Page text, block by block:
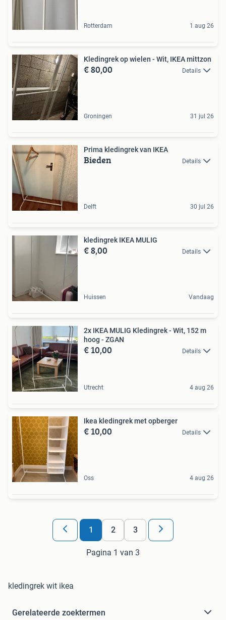
Rotterdam 1 aug 26
Kledingrek op wielen - Wit, IKEA mittzon
€ 80,00 Details
Groningen 31 jul 26
Prima kledingrek van IKEA
Bieden Details
Delft 30 jul 26
kledingrek IKEA MULIG
€ 8,00 Details
Huissen Vandaag
2x IKEA MULIG Kledingrek - Wit, 152 m
hoog - ZGAN
€ 10,00 Details
Utrecht 4 aug 26
Ikea kledingrek met opberger
€ 10,00 Details
Oss 4 aug 26
1 2 3
Pagina 1 van 3
kledingrek wit ikea
Gerelateerde zoektermen